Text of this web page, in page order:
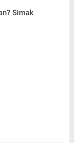
Simak